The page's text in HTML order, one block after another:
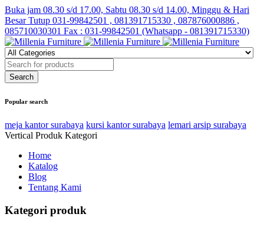
Buka jam 08.30 s/d 17.00, Sabtu 08.30 s/d 14.00, Minggu & Hari
Besar Tutup 031-99842501 , 081391715330 , 087876000886 ,
085710030301 Fax : 031-99842501 (Whatsapp - 081391715330)
Popular search
meja kantor surabaya kursi kantor surabaya lemari arsip surabaya
Vertical Produk Kategori
Home
Katalog
Blog
Tentang Kami
Kategori produk